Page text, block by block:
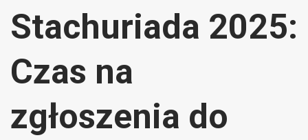
Stachuriada 2025:
Czas na
zgłoszenia do